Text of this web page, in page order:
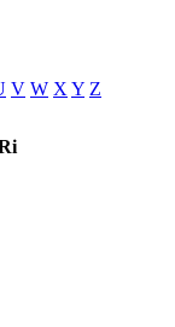
V W X Y Z